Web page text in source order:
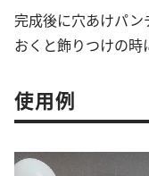
完成後に穴あけパ
おくと飾りつけの時
使用例